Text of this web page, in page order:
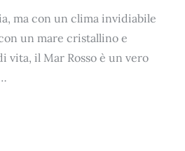
ma con un clima invidiabile
un mare cristallino e
vita, il Mar Rosso è un vero